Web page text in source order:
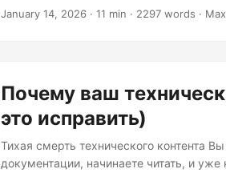
Slack channel right now, a developer is
January 14, 2026 · 11 min · 2297 words ·
Почему ваш
это исправить)
Тихая смерть технического контента
документации, начинаете читать, и